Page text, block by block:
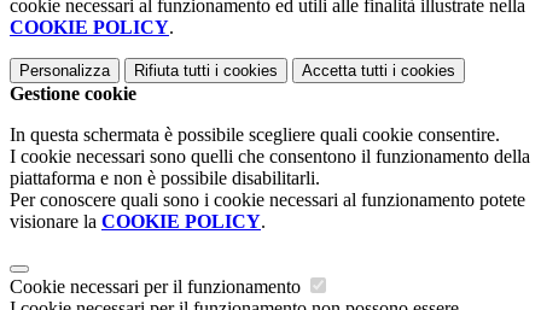
cookie necessari al funzionamento ed utili alle finalità illustrate nella
COOKIE POLICY.
Personalizza Rifiuta tutti i cookies Accetta tutti i cookies
Gestione cookie
In questa schermata è possibile scegliere quali cookie consentire.
I cookie necessari sono quelli che consentono il funzionamento della
piattaforma e non è possibile disabilitarli.
Per conoscere quali sono i cookie necessari al funzionamento potete
visionare la COOKIE POLICY.
Cookie necessari per il funzionamento